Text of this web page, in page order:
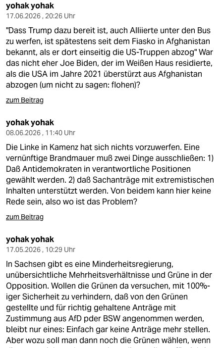
yohak yohak
17.06.2026 , 20:26 Uhr
"Dass Trump dazu bereit ist, auch Alliierte unter den Bus
zu werfen, ist spätestens seit dem Fiasko in Afghanistan
bekannt, als er dort einseitig die US-Truppen abzog" War
das nicht eher Joe Biden, der im Weißen Haus residierte,
als die USA im Jahre 2021 überstürzt aus Afghanistan
abzogen (um nicht zu sagen: flohen)?
zum Beitrag
yohak yohak
08.06.2026 , 11:40 Uhr
Die Linke in Kamenz hat sich nichts vorzuwerfen. Eine
vernünftige Brandmauer muß zwei Dinge ausschließen: 1)
Daß Antidemokraten in verantwortliche Positionen
gewählt werden. 2) daß Sachanträge mit extremistischen
Inhalten unterstützt werden. Von beidem kann hier keine
Rede sein, also wo ist das Problem?
zum Beitrag
yohak yohak
17.05.2026 , 10:29 Uhr
In Sachsen gibt es eine Minderheitsregierung,
unübersichtliche Mehrheitsverhältnisse und Grüne in der
Opposition. Wollen die Grünen da versuchen, mit 100%-
iger Sicherheit zu verhindern, daß von den Grünen
gestellte und für richtig gehaltene Anträge mit
Zustimmung aus AfD pder BSW angenommen werden,
bleibt nur eines: Einfach gar keine Anträge mehr stellen.
Aber wozu soll man dann noch die Grünen wählen, wenn